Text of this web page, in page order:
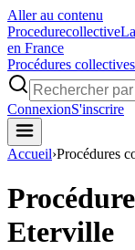
Aller au contenu
Procedurecollective
en France
Procédures collectives
ConnexionS'inscrire
Accueil›Procédures
Eterville